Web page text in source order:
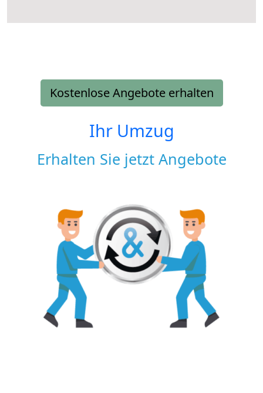
Kostenlose Angebote erhalten
Ihr Umzug
Erhalten Sie jetzt Angebote